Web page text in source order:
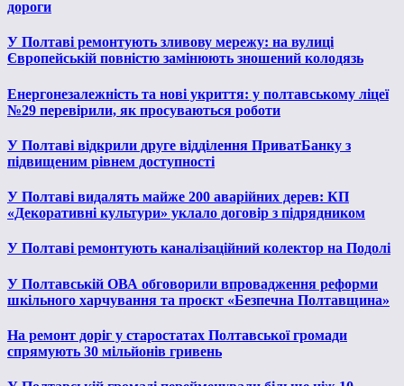
дороги
У Полтаві ремонтують зливову мережу: на вулиці
Європейській повністю замінюють зношений колодязь
Енергонезалежність та нові укриття: у полтавському ліцеї
№29 перевірили, як просуваються роботи
У Полтаві відкрили друге відділення ПриватБанку з
підвищеним рівнем доступності
У Полтаві видалять майже 200 аварійних дерев: КП
«Декоративні культури» уклало договір з підрядником
У Полтаві ремонтують каналізаційний колектор на Подолі
У Полтавській ОВА обговорили впровадження реформи
шкільного харчування та проєкт «Безпечна Полтавщина»
На ремонт доріг у старостатах Полтавської громади
спрямують 30 мільйонів гривень